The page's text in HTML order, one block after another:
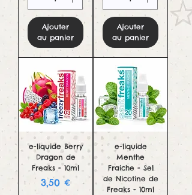
Ajouter
au panier
Ajouter
au panier
e-liquide Berry
Dragon de
Freaks - 10ml
Prix
3,50 €
e-liquide
Menthe
Fraiche - Sel
de Nicotine de
Freaks - 10ml